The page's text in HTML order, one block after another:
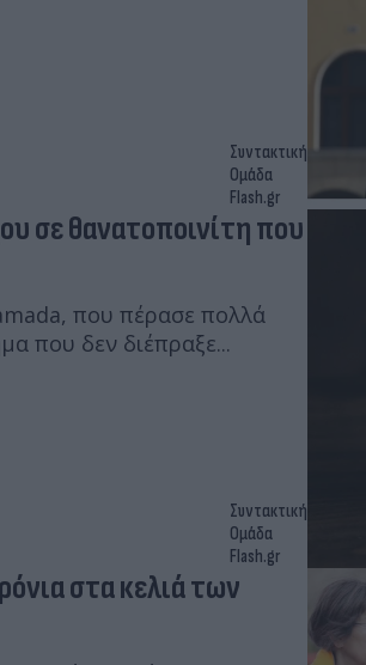
Συντακτική
Ομάδα
Flash.gr
σε θανατοποινίτη που
που πέρασε πολλά
που δεν διέπραξε...
Συντακτική
Ομάδα
Flash.gr
στα κελιά των